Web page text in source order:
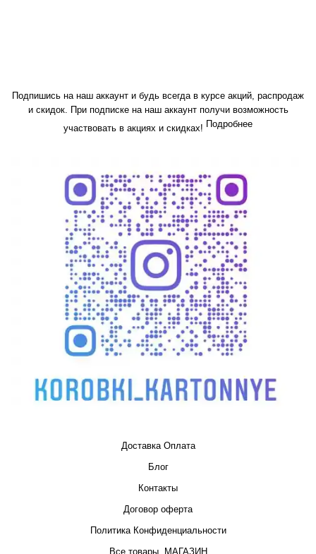
Подпишись на наш аккаунт и будь всегда в курсе акций, распродаж
и скидок. При подписке на наш аккаунт получи возможность
участвовать в акциях и скидках! Подробнее
Доставка Оплата
Блог
Контакты
Договор оферта
Политика Конфиденциальности
Все товары, МАГАЗИН